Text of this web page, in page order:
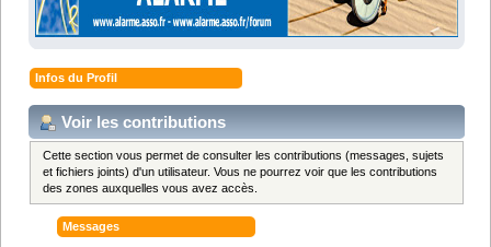
Infos du Profil
Voir les contributions
Cette section vous permet de consulter les contributions (messages, sujets
et fichiers joints) d'un utilisateur. Vous ne pourrez voir que les contributions
des zones auxquelles vous avez accès.
Messages